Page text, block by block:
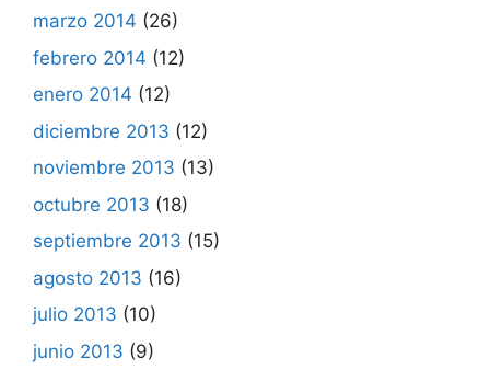
marzo 2014 (26)
febrero 2014 (12)
enero 2014 (12)
diciembre 2013 (12)
noviembre 2013 (13)
octubre 2013 (18)
septiembre 2013 (15)
agosto 2013 (16)
julio 2013 (10)
junio 2013 (9)